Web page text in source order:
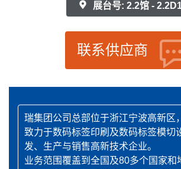
展台号: 2.2馆 -
联系供应商
瑞集团公司总部位于浙江宁波高新区
致力于数码标签印刷及数码标签模切
发、生产与销售高新技术企业。
业务范围覆盖到全国及80多个国家和